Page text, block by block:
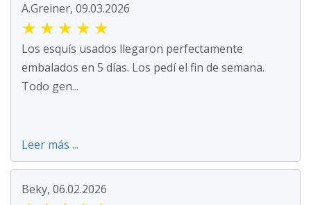
A.Greiner, 09.03.2026
★ ★ ★ ★ ★
Los esquís usados llegaron perfectamente
embalados en 5 días. Los pedí el fin de semana.
Todo gen...
Leer más ...
Beky, 06.02.2026